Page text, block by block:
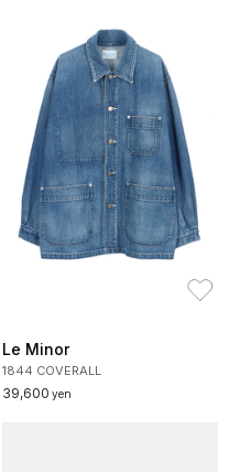
Le Minor
1844 COVERALL
39,600 yen